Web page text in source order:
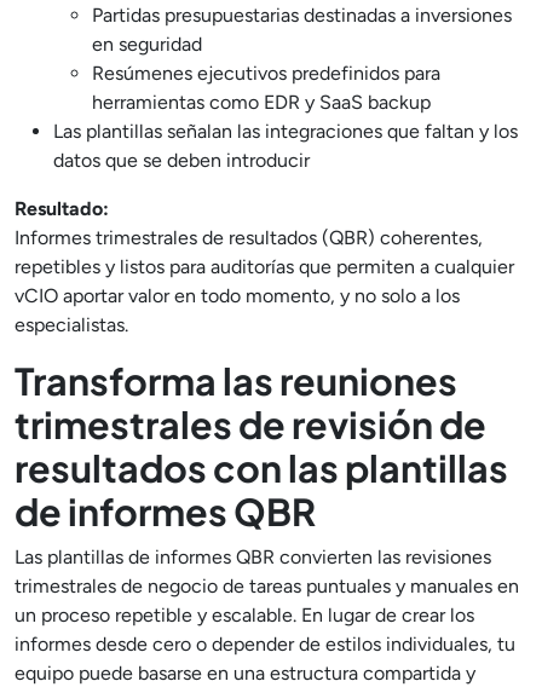
Partidas presupuestarias destinadas a inversiones
en seguridad
Resúmenes ejecutivos predefinidos para
herramientas como EDR y SaaS backup
Las plantillas señalan las integraciones que faltan y los
datos que se deben introducir
Resultado:
Informes trimestrales de resultados (QBR) coherentes,
repetibles y listos para auditorías que permiten a cualquier
vCIO aportar valor en todo momento, y no solo a los
especialistas.
Transforma las reuniones
trimestrales de revisión de
resultados con las plantillas
de informes QBR
Las plantillas de informes QBR convierten las revisiones
trimestrales de negocio de tareas puntuales y manuales en
un proceso repetible y escalable. En lugar de crear los
informes desde cero o depender de estilos individuales, tu
equipo puede basarse en una estructura compartida y